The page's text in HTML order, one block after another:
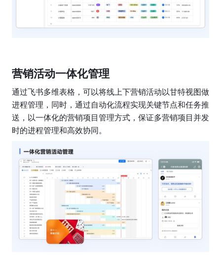
营销活动一体化管理
通过飞书多维表格，可以将线上下营销活动以甘特视图做
进程管理，同时，通过自动化流程实现关键节点和任务推
送，以一体化的营销项目管理方式，保证多营销项目并发
时的进程管理和高效协同。